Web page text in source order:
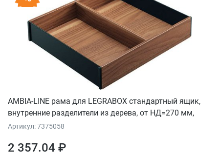
AMBIA-LINE рама для LEGRABOX стандартный ящик,
внутренние разделители из дерева, от НД=270 мм,
ширина=242 мм, орех "Теннесси"/терра-черный
Артикул: 7375058
2 357.04 ₽